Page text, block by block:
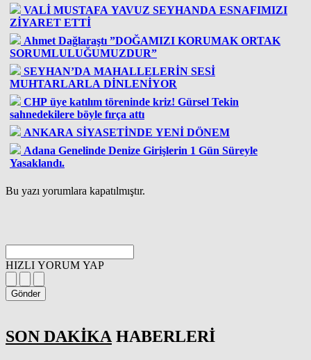
VALİ MUSTAFA YAVUZ SEYHANDA ESNAFIMIZI
ZİYARET ETTİ
Ahmet Dağlaraştı ”DOĞAMIZI KORUMAK ORTAK
SORUMLULUĞUMUZDUR”
SEYHAN’DA MAHALLELERİN SESİ
MUHTARLARLA DİNLENİYOR
CHP üye katılım töreninde kriz! Gürsel Tekin
sahnedekilere böyle fırça attı
ANKARA SİYASETİNDE YENİ DÖNEM
Adana Genelinde Denize Girişlerin 1 Gün Süreyle
Yasaklandı.
Bu yazı yorumlara kapatılmıştır.
HIZLI YORUM YAP
Gönder
SON DAKİKA HABERLERİ